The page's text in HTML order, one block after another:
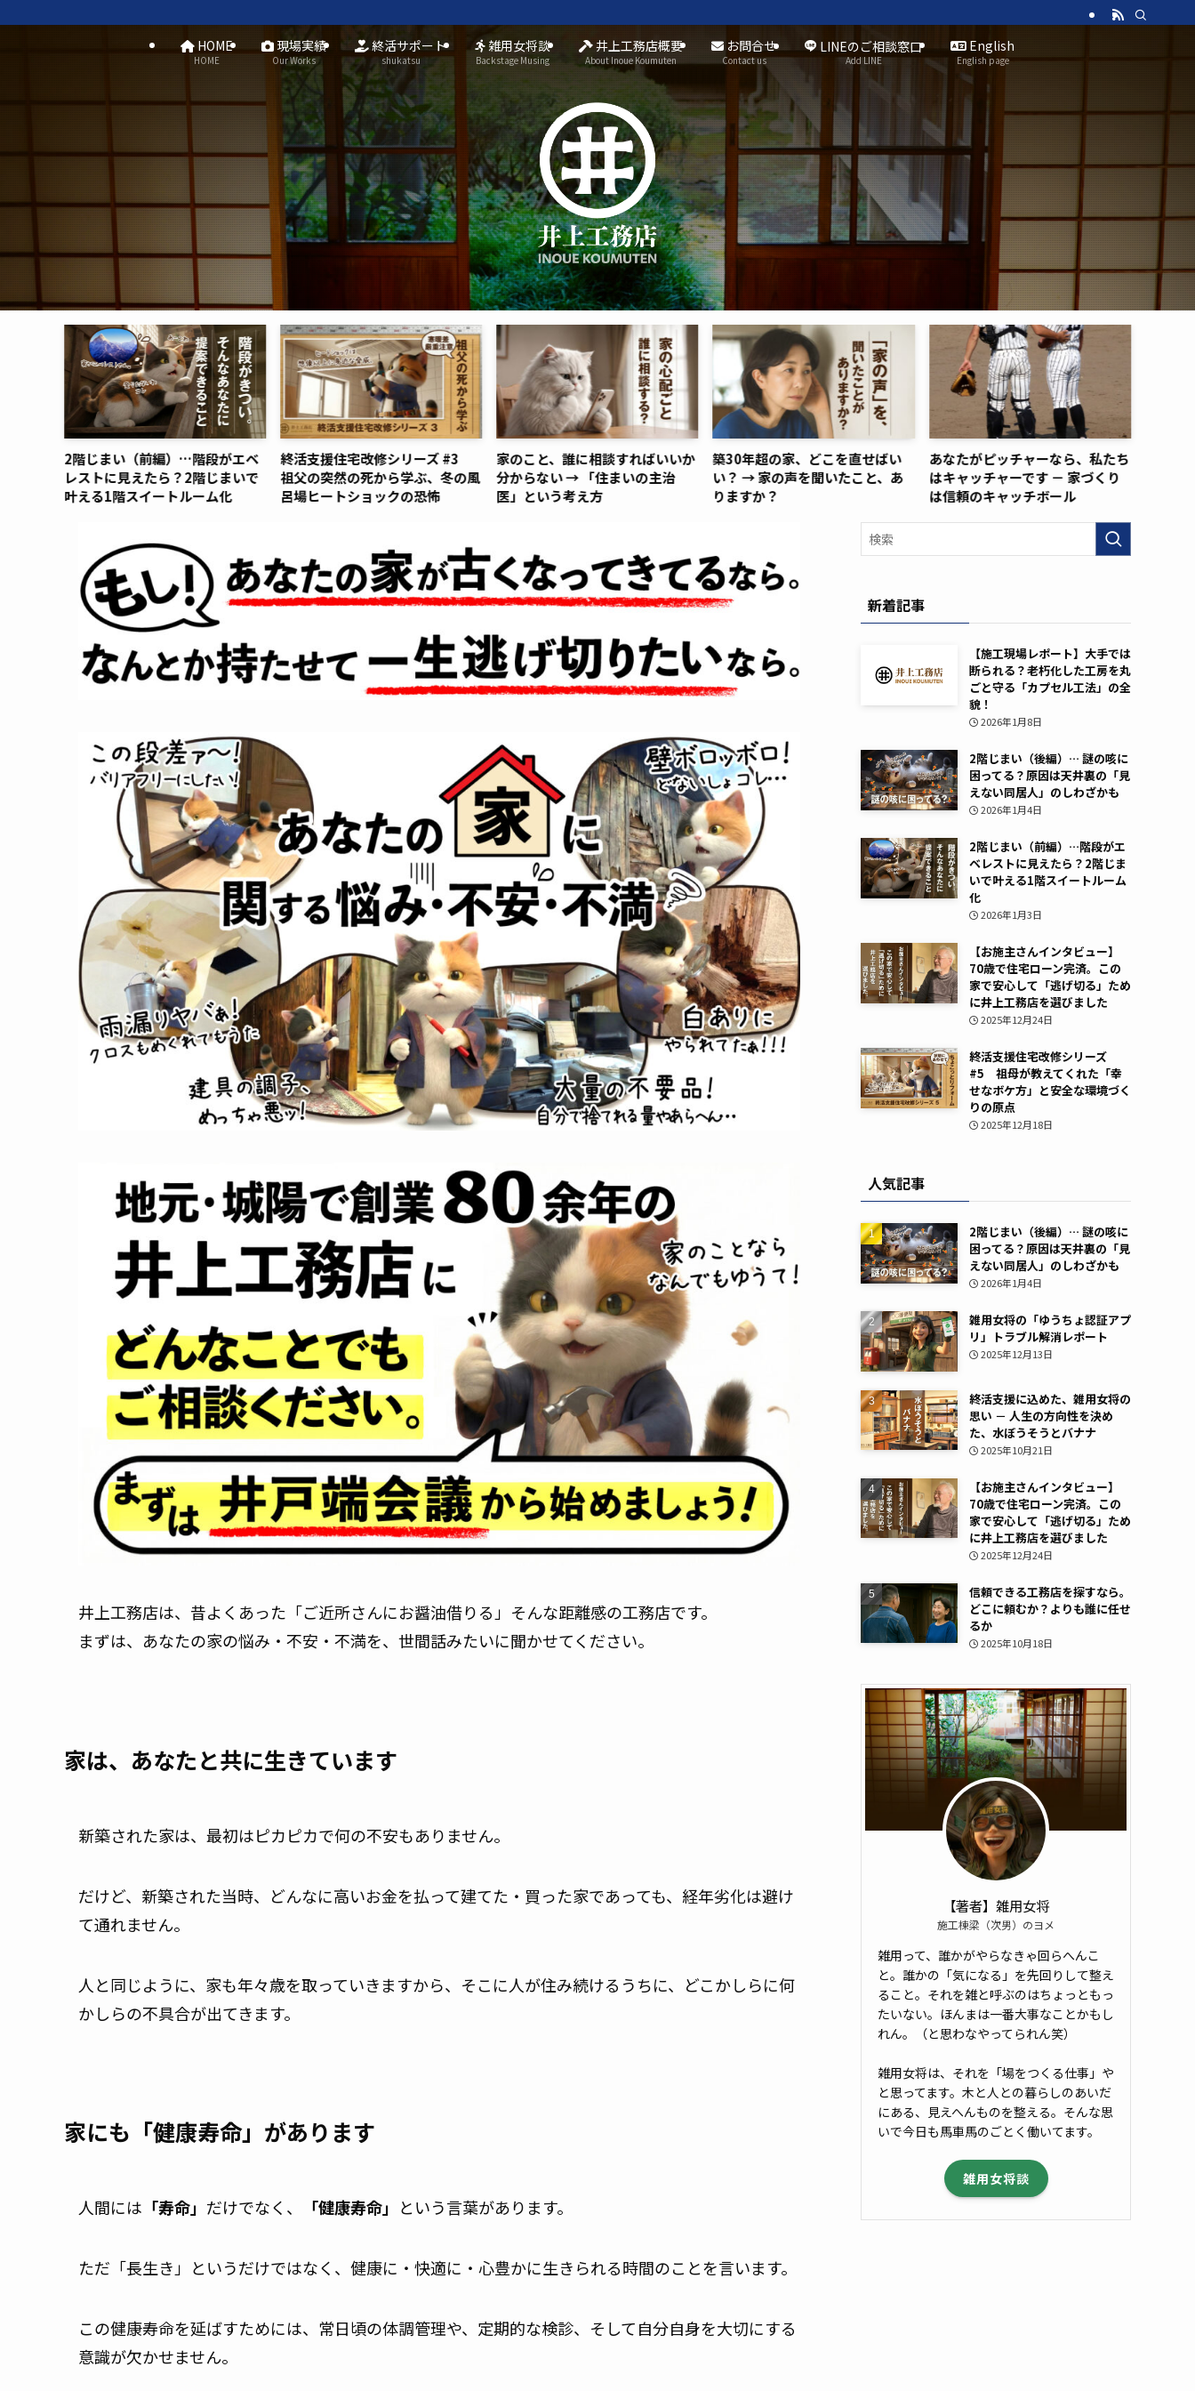
HOME
HOME
現場実績
Our Works
終活サポート
shukatsu
雑用女将談
Backstage Musing
井上工務店概要
About Inoue Koumuten
お問合せ
Contact us
LINEのご相談窓口
Add LINE
English
English page
2階じまい（前編）…階段がエベ
レストに見えたら？2階じまいで
叶える1階スイートルーム化
終活支援住宅改修シリーズ #3
祖父の突然の死から学ぶ、冬の風
呂場ヒートショックの恐怖
家のこと、誰に相談すればいいか
分からない → 「住まいの主治
医」という考え方
築30年超の家、どこを直せばい
い？ → 家の声を聞いたこと、あ
りますか？
あなたがピッチャーなら、私たち
はキャッチャーです － 家づくり
は信頼のキャッチボール
井上工務店は、昔よくあった「ご近所さんにお醤油借りる」そんな距離感の工務店です。
まずは、あなたの家の悩み・不安・不満を、世間話みたいに聞かせてください。
家は、あなたと共に生きています
新築された家は、最初はピカピカで何の不安もありません。
だけど、新築された当時、どんなに高いお金を払って建てた・買った家であっても、経年劣化は避け
て通れません。
人と同じように、家も年々歳を取っていきますから、そこに人が住み続けるうちに、どこかしらに何
かしらの不具合が出てきます。
家にも「健康寿命」があります
人間には 「寿命」 だけでなく、 「健康寿命」 という言葉があります。
ただ「長生き」というだけではなく、健康に・快適に・心豊かに生きられる時間のことを言います。
この健康寿命を延ばすためには、常日頃の体調管理や、定期的な検診、そして自分自身を大切にする
意識が欠かせません。
新着記事
【施工現場レポート】大手では
断られる？老朽化した工房を丸
ごと守る「カプセル工法」の全
貌！
2026年1月8日
2階じまい（後編）… 謎の咳に
困ってる？原因は天井裏の「見
えない同居人」のしわざかも
2026年1月4日
2階じまい（前編）…階段がエ
ベレストに見えたら？2階じま
いで叶える1階スイートルーム
化
2026年1月3日
【お施主さんインタビュー】
70歳で住宅ローン完済。この
家で安心して「逃げ切る」ため
に井上工務店を選びました
2025年12月24日
終活支援住宅改修シリーズ
#5 祖母が教えてくれた「幸
せなボケ方」と安全な環境づく
りの原点
2025年12月18日
人気記事
2階じまい（後編）… 謎の咳に
困ってる？原因は天井裏の「見
えない同居人」のしわざかも
2026年1月4日
雑用女将の「ゆうちょ認証アプ
リ」トラブル解消レポート
2025年12月13日
終活支援に込めた、雑用女将の
思い － 人生の方向性を決め
た、水ぼうそうとバナナ
2025年10月21日
【お施主さんインタビュー】
70歳で住宅ローン完済。この
家で安心して「逃げ切る」ため
に井上工務店を選びました
2025年12月24日
信頼できる工務店を探すなら。
どこに頼むか？よりも誰に任せ
るか
2025年10月18日
【著者】雑用女将
施工棟梁（次男）のヨメ
雑用って、誰かがやらなきゃ回らへんこ
と。誰かの「気になる」を先回りして整え
ること。それを雑と呼ぶのはちょっともっ
たいない。ほんまは一番大事なことかもし
れん。（と思わなやってられん笑）
雑用女将は、それを「場をつくる仕事」や
と思ってます。木と人との暮らしのあいだ
にある、見えへんものを整える。そんな思
いで今日も馬車馬のごとく働いてます。
雑用女将談